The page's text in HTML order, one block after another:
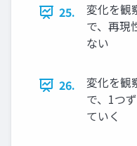
25.
変化を観
で、再現
ない
26.
変化を観
で、1つ
ていく